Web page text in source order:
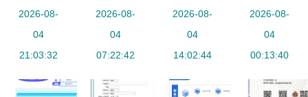
技，加码智
能客服与系
统集成服务
2026-08-
04
21:03:32
划与智能家
居的集成解
决方案
2026-08-
04
07:22:42
信息系统集
成的核心服
务
2026-08-
04
14:02:44
网关在信息
系统集成服
务中的核心
2026-08-
04
00:13:40